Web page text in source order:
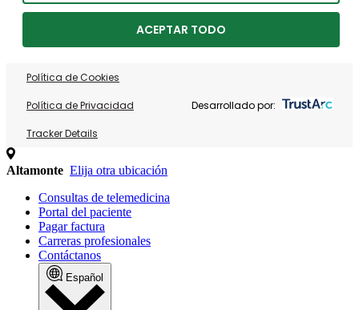
ACEPTAR TODO
Política de Cookies
Política de Privacidad
Tracker Details
Desarrollado por:
Altamonte Elija otra ubicación
Consultas de telemedicina
Portal del paciente
Pagar factura
Carreras profesionales
Contáctanos
Español